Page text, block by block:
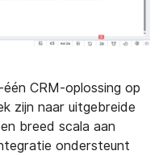
CRM-oplossing op
zijn naar uitgebreide
breed scala aan
ondersteunt